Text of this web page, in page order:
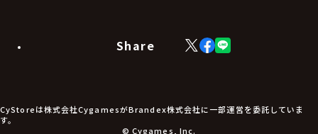
食品・飲料品
アパレル小物
アクセサリー
Share
X
(Twitter)
Facebook
LINE
CyStoreは株式会社CygamesがBrandex株式会社に一部運営を委託していま
す。
© Cygames, Inc.